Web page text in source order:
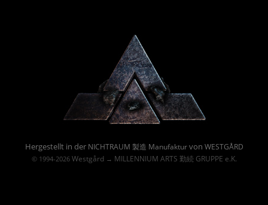
Hergestellt in der NICHTRAUM 製造 Manufakturvon WESTGÅRD
© 1994-2026 Westgård→ MILLENNIUM ARTS 勤続 GRUPPE e.K.
Powered By :